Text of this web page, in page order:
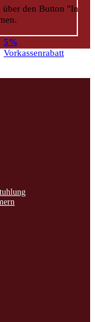
über den Button "In
5%
Vorkassenrabatt